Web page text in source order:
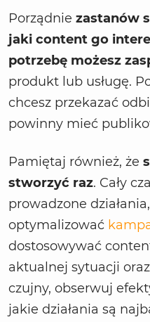
Porządnie zastanów
jaki content go
potrzebę możesz
produkt lub usługę.
chcesz przekazać
powinny mieć
Pamiętaj również, że
stworzyć raz. Cały
prowadzone działania,
optymalizować
dostosowywać
aktualnej sytuacji
czujny, obserwuj
jakie działania są